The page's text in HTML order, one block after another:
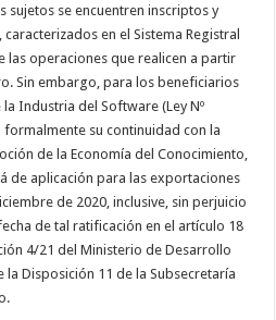
sujetos se encuentren inscriptos y
en el Sistema Registral
las operaciones que realicen a partir
Sin embargo, para los beneficiarios
Industria del Software (Ley Nº
formalmente su continuidad con la
de la Economía del Conocimiento,
de aplicación para las exportaciones
de 2020, inclusive, sin perjuicio
de tal ratificación en el artículo 18
4/21 del Ministerio de Desarrollo
Disposición 11 de la Subsecretaría